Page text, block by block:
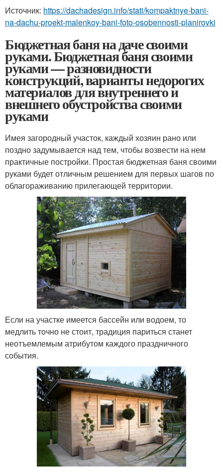
Источник: https://dachadesign.info/stati/kompaktnye-bani-
na-dachu-proekt-malenkoy-bani-foto-osobennosti-planirovki
Бюджетная баня на даче своими
руками. Бюджетная баня своими
руками — разновидности
конструкций, варианты недорогих
материалов для внутреннего и
внешнего обустройства своими
руками
Имея загородный участок, каждый хозяин рано или
поздно задумывается над тем, чтобы возвести на нем
практичные постройки. Простая бюджетная баня своими
руками будет отличным решением для первых шагов по
облагораживанию прилегающей территории.
Если на участке имеется бассейн или водоем, то
медлить точно не стоит, традиция париться станет
неотъемлемым атрибутом каждого праздничного
события.